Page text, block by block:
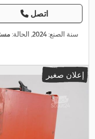
اتصل
سنة الصنع:2024, الحالة:
إعلان صغير